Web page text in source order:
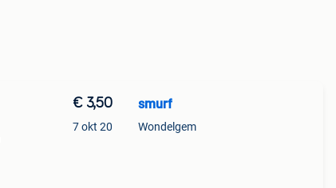
€ 3,50
7 okt 20
smurf
Wondelgem